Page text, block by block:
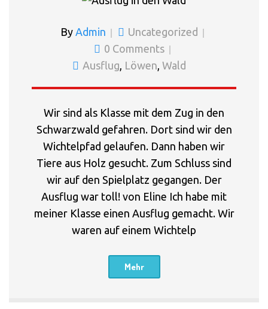
By Admin
Uncategorized
0 Comments
Ausflug Löwen Wald
Wir sind als Klasse mit dem Zug in den
Schwarzwald gefahren. Dort sind wir den
Wichtelpfad gelaufen. Dann haben wir
Tiere aus Holz gesucht. Zum Schluss sind
wir auf den Spielplatz gegangen. Der
Ausflug war toll! von Eline Ich habe mit
meiner Klasse einen Ausflug gemacht. Wir
waren auf einem Wichtelp
Mehr